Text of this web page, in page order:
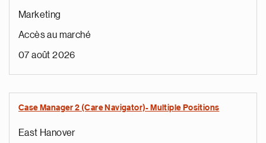
Marketing
Accès au marché
07 août 2026
Case Manager 2 (Care Navigator)- Multiple Positions
East Hanover